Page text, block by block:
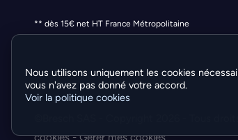
** dès 15€ net HT France Métropolitaine
cookies-Gérer mes cookies
Nous utilisons uniquement les cookies
vous n'avez pas donné votre accord.
Voir la politique cookies